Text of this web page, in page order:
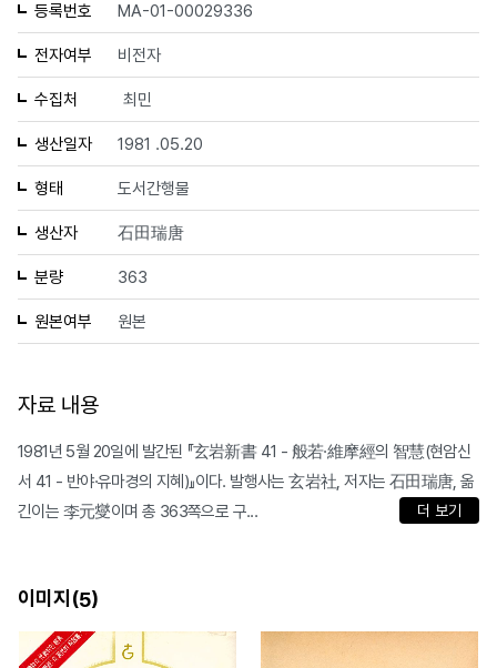
등록번호 MA-01-00029336
전자여부 비전자
수집처 최민
생산일자 1981 .05.20
형태 도서간행물
생산자 石田瑞唐
분량 363
원본여부 원본
자료 내용
1981년 5월 20일에 발간된 『玄岩新書 41 - 般若·維摩經의 智慧(현암신
서 41 - 반야·유마경의 지혜)』이다. 발행사는 玄岩社, 저자는 石田瑞唐, 옮
긴이는 李元燮이며 총 363쪽으로 구...
더 보기
이미지(5)